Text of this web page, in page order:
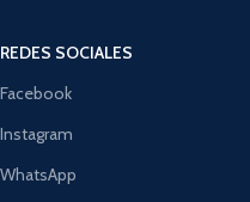
REDES SOCIALES
Facebook
Instagram
WhatsApp